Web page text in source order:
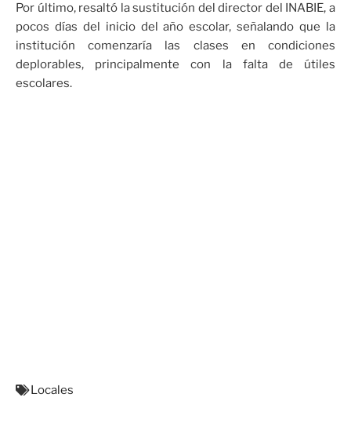
Por último, resaltó la sustitución del director del INABIE, a
pocos días del inicio del año escolar, señalando que la
institución comenzaría las clases en condiciones
deplorables, principalmente con la falta de útiles
escolares.
Locales